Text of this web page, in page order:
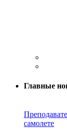
Главные
самолете